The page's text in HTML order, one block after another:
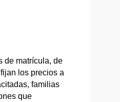
de matrícula, de
los precios a
familias
que